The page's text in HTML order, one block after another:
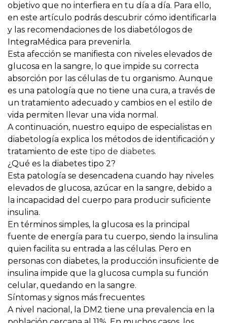
objetivo que no interfiera en tu día a día. Para ello,
en este artículo podrás descubrir cómo identificarla
y las recomendaciones de los diabetólogos de
IntegraMédica para prevenirla.
Esta afección se manifiesta con niveles elevados de
glucosa en la sangre, lo que impide su correcta
absorción por las células de tu organismo. Aunque
es una patología que no tiene una cura, a través de
un tratamiento adecuado y cambios en el estilo de
vida permiten llevar una vida normal.
A continuación, nuestro equipo de especialistas en
diabetología explica los métodos de identificación y
tratamiento de este tipo de diabetes.
¿Qué es la diabetes tipo 2?
Esta patología se desencadena cuando hay niveles
elevados de glucosa, azúcar en la sangre, debido a
la incapacidad del cuerpo para producir suficiente
insulina.
En términos simples, la glucosa es la principal
fuente de energía para tu cuerpo, siendo la insulina
quien facilita su entrada a las células. Pero en
personas con diabetes, la producción insuficiente de
insulina impide que la glucosa cumpla su función
celular, quedando en la sangre.
Síntomas y signos más frecuentes
A nivel nacional, la DM2 tiene una prevalencia en la